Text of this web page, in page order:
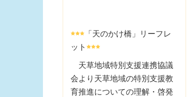
「天のかけ橋」リーフレ
ット
天草地域特別支援連携協議
会より天草地域の特別支援教
育推進についての理解・啓発